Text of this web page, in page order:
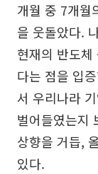
개월 중 7개월
을 웃돌았다.
현재의 반도
다는 점을 입
서 우리나라
벌어들였는지
상향을 거듭,
있다.